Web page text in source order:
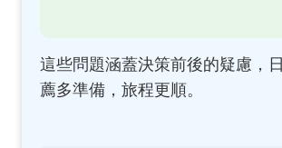
這些問題涵蓋決策前後的疑慮，
薦多準備，旅程更順。